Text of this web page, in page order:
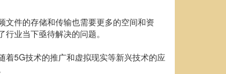
文件的存储和传输也需要更多的空间和资
业当下亟待解决的问题。
着5G技术的推广和虚拟现实等新兴技术的应